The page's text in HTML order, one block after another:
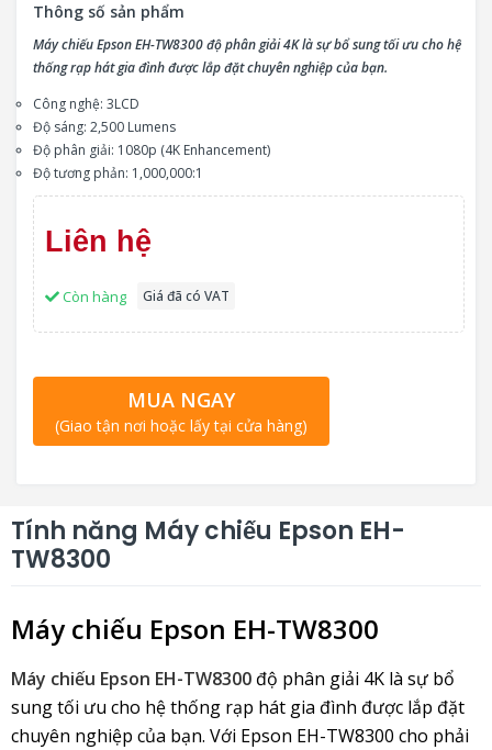
Thông số sản phẩm
Máy chiếu Epson EH-TW8300 độ phân giải 4K là sự bổ sung tối ưu cho hệ
thống rạp hát gia đình được lắp đặt chuyên nghiệp của bạn.
Công nghệ: 3LCD
Độ sáng: 2,500 Lumens
Độ phân giải: 1080p (4K Enhancement)
Độ tương phản: 1,000,000:1
Liên hệ
Còn hàng Giá đã có VAT
MUA NGAY
(Giao tận nơi hoặc lấy tại cửa hàng)
Tính năng Máy chiếu Epson EH-
TW8300
Máy chiếu Epson EH-TW8300
Máy chiếu Epson EH-TW8300 độ phân giải 4K là sự bổ
sung tối ưu cho hệ thống rạp hát gia đình được lắp đặt
chuyên nghiệp của bạn. Với Epson EH-TW8300 cho phải